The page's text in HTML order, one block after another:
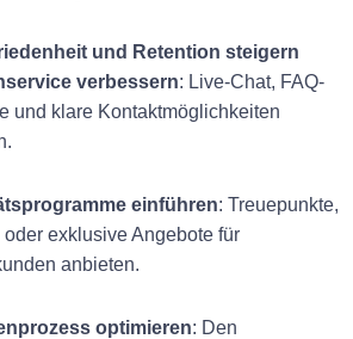
und Retention steigern
verbessern: Live-Chat, FAQ-
und klare Kontaktmöglichkeiten
einführen: Treuepunkte,
oder exklusive Angebote für
anbieten.
optimieren: Den